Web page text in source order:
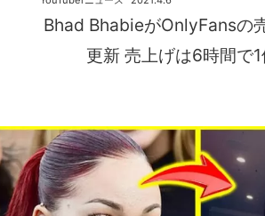
Bhad BhabieがOnlyFansの
更新 売上げは6時間で1